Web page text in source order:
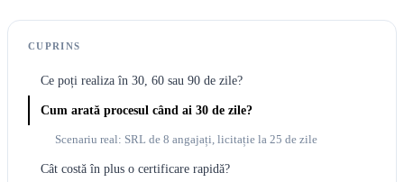
CUPRINS
Ce poți realiza în 30, 60 sau 90 de zile?
Cum arată procesul când ai 30 de zile?
Scenariu real: SRL de 8 angajați, licitație la 25 de zile
Cât costă în plus o certificare rapidă?